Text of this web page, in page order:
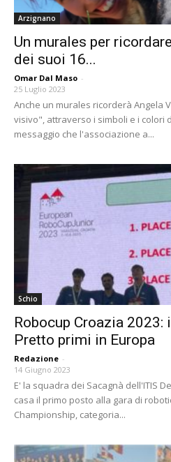
Arzignano
Un murales per
dei suoi 16...
Omar Dal Maso -
25 Luglio 2023
Anche un murales ricorderà Angela
visivo", attraverso i simboli e i colori
messaggio che l'associazione a...
Schio
Robocup Croazia 2023:
Pretto primi in Europa
Redazione -
14 Giugno 2023
E' la squadra dei Sacagnà dell'ITIS
casa il primo posto alla gara di
Championship, categoria...